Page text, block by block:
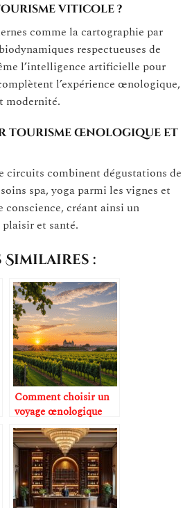
viticole ?
comme la cartographie par
respectueuses de
l’intelligence artificielle pour
l’expérience œnologique,
modernité.
tourisme œnologique et
circuits combinent dégustations de
spa, yoga parmi les vignes et
conscience, créant ainsi un
et santé.
:
Comment choisir un
voyage œnologique
sur-mesure